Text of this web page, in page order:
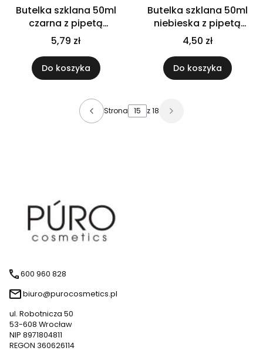
Butelka szklana 50ml
czarna z pipetą
bambusową
5,79 zł
Do koszyka
Butelka szklana 50ml
niebieska z pipetą
bambusową
4,50 zł
Do koszyka
Strona z 18
600 960 828
biuro@purocosmetics.pl
ul. Robotnicza 50
53-608 Wrocław
NIP 8971804811
REGON 360626114